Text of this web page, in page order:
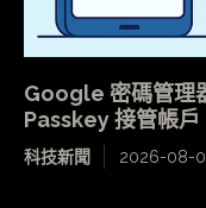
Google 密碼管理
Passkey 接管帳戶
科技新聞 2026-08-